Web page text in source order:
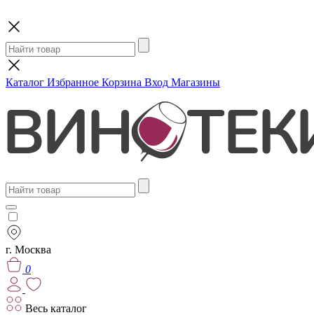
Каталог Избранное Корзина Вход Магазины
г. Москва
0
Весь каталог